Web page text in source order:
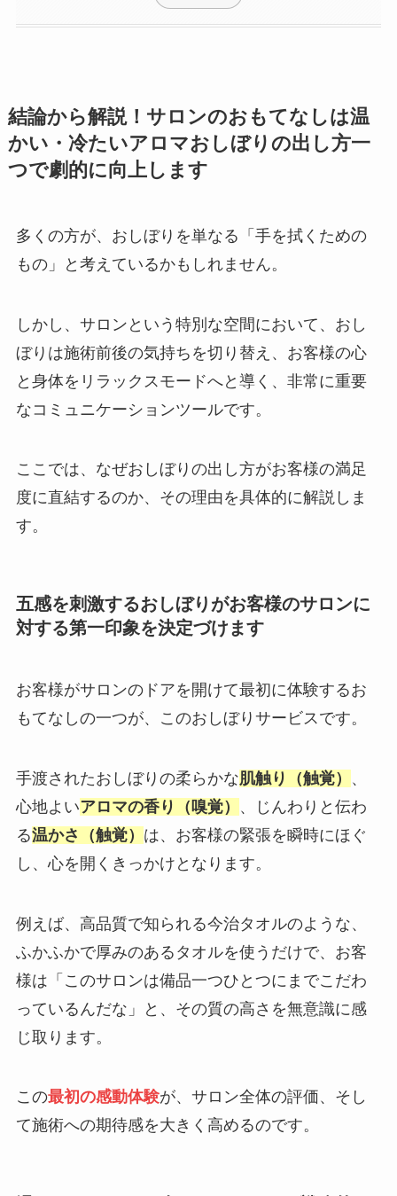
結論から解説！サロンのおもてなしは温
かい・冷たいアロマおしぼりの出し方一
つで劇的に向上します
多くの方が、おしぼりを単なる「手を拭くための
もの」と考えているかもしれません。
しかし、サロンという特別な空間において、おし
ぼりは施術前後の気持ちを切り替え、お客様の心
と身体をリラックスモードへと導く、非常に重要
なコミュニケーションツールです。
ここでは、なぜおしぼりの出し方がお客様の満足
度に直結するのか、その理由を具体的に解説しま
す。
五感を刺激するおしぼりがお客様のサロンに
対する第一印象を決定づけます
お客様がサロンのドアを開けて最初に体験するお
もてなしの一つが、このおしぼりサービスです。
手渡されたおしぼりの柔らかな肌触り（触覚）
、
心地よいアロマの香り（嗅覚）
、じんわりと伝わ
る温かさ（触覚） は、お客様の緊張を瞬時にほぐ
し、心を開くきっかけとなります。
例えば、高品質で知られる今治タオルのような、
ふかふかで厚みのあるタオルを使うだけで、お客
様は「このサロンは備品一つひとつにまでこだわ
っているんだな」と、その質の高さを無意識に感
じ取ります。
この最初の感動体験が、サロン全体の評価、そし
て施術への期待感を大きく高めるのです。